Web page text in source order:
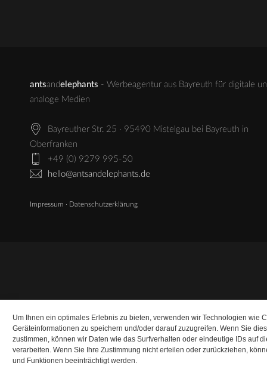
Um Ihnen ein optimales Erlebnis zu bieten, verwenden wir Technologien wie
Geräteinformationen zu speichern und/oder darauf zuzugreifen. Wenn Sie
zustimmen, können wir Daten wie das Surfverhalten oder eindeutige IDs auf
verarbeiten. Wenn Sie Ihre Zustimmung nicht erteilen oder zurückziehen,
und Funktionen beeinträchtigt werden.
antsandelephants - Werbeagentur aus Bayreuth für digitale
analoge Medien
Bayreuther Str. 25 · 95490 Mistelgau bei Bayreuth in
Oberfranken
+49 (0) 9279 995-50
hello@antsandelephants.de
Impressum · Datenschutzerklärung